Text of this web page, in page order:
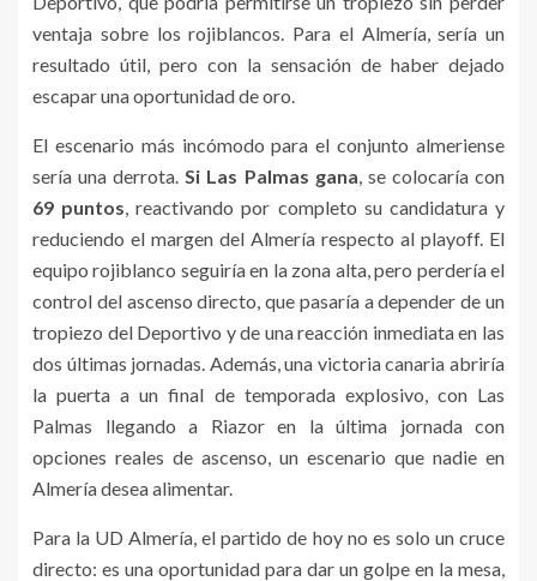
ventaja sobre los rojiblancos. Para el Almería, sería un
resultado útil, pero con la sensación de haber dejado
escapar una oportunidad de oro.
El escenario más incómodo para el conjunto almeriense
sería una derrota.Si Las Palmas gana, se colocaría con
69 puntos, reactivando por completo su candidatura y
reduciendo el margen del Almería respecto al playoff. El
equipo rojiblanco seguiría en la zona alta, pero perdería el
control del ascenso directo, que pasaría a depender de un
tropiezo del Deportivo y de una reacción inmediata en las
dos últimas jornadas. Además, una victoria canaria abriría
la puerta a un final de temporada explosivo, con Las
Palmas llegando a Riazor en la última jornada con
opciones reales de ascenso, un escenario que nadie en
Almería desea alimentar.
Para la UD Almería, el partido de hoy no es solo un cruce
directo: es una oportunidad para dar un golpe en la mesa,